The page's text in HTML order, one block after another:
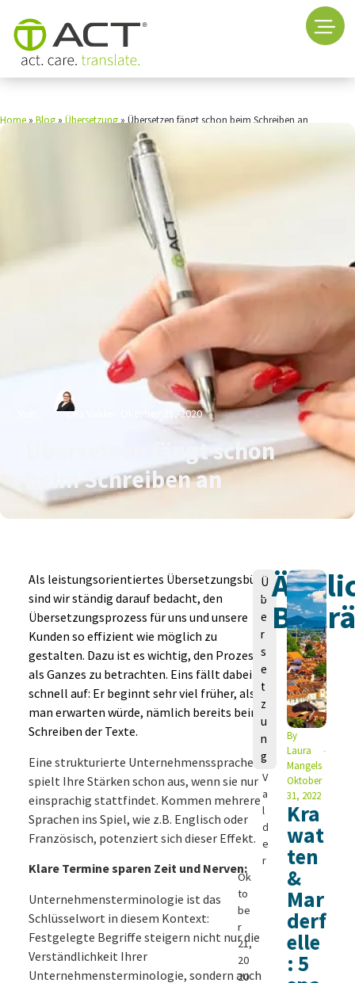
Home » Blog » Übersetzung » Übersetzen fängt schon beim Schreiben an
VonLea Valder Oktober 21, 2020
Übersetzen fängt schon
beim Schreiben an
Als leistungsorientiertes Übersetzungsbüro
sind wir ständig darauf bedacht, den
Übersetzungsprozess für uns und unsere
Kunden so effizient wie möglich zu
gestalten. Dazu ist es wichtig, den Prozess
als Ganzes zu betrachten. Eins fällt dabei
schnell auf: Er beginnt sehr viel früher, als
man erwarten würde, nämlich bereits beim
Schreiben der Texte.
Eine strukturierte Unternehmenssprache
spielt Ihre Stärken schon aus, wenn sie nur
einsprachig stattfindet. Kommen mehrere
Sprachen ins Spiel, wie z.B. Englisch oder
Französisch, potenziert sich dieser Effekt.
Klare Termine sparen Zeit und Nerven:
Unternehmensterminologie ist das
Schlüsselwort in diesem Kontext:
Festgelegte Begriffe steigern nicht nur die
Verständlichkeit Ihrer
Unternehmensterminologie, sondern auch
V
o
L
e
a
V
a
l
d
e
r
Ok
to
be
r
21,
20
20
Ü
b
e
r
s
e
t
z
u
n
g
By
Laura
Mangels
Oktober
31, 2022
Kra
wat
ten
&
Mar
derf
elle
: 5